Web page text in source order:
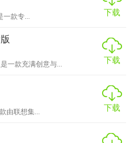
音效逼真，让人仿佛置身于
持多人在线互动和丰富的社
分享菜品、交流经验。如果
饮业感兴趣的话，那么餐厅
戏。
一款专...
下载
一款充满创意与...
下载
由联想集...
下载